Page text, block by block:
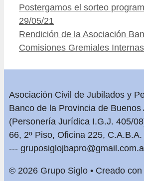
Postergamos el sorteo
29/05/21
Rendición de la Asociación
Comisiones Gremiales Internas
Asociación Civil de Jubilados y
Banco de la Provincia de Buenos
(Personería Jurídica I.G.J. 405/
66, 2º Piso, Oficina 225,
---
© 2026 Grupo Siglo • Creado con